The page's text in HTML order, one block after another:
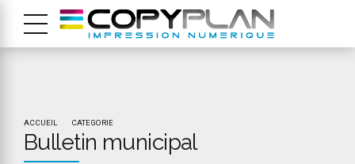
ACCUEIL CATEGORIE
Bulletin municipal